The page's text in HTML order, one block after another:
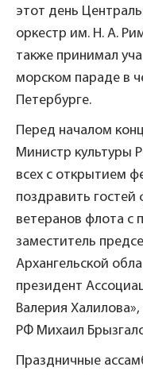
этот день
оркестр им. Н. А.
также принимал
морском параде в
Петербурге.
Перед началом
Министр культуры
всех с открытием
поздравить
ветеранов флота с
заместитель
Архангельской
президент
Валерия
РФ Михаил
Праздничные